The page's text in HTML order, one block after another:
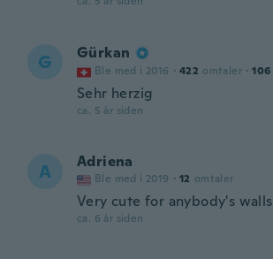
G Gürkan
Ble med i 2016 · 422 omtaler · 106
Sehr herzig
ca. 5 år siden
A Adriena
Ble med i 2019 · 12 omtaler
Very cute for anybody's walls
ca. 6 år siden